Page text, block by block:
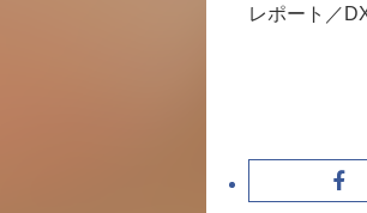
レポート／